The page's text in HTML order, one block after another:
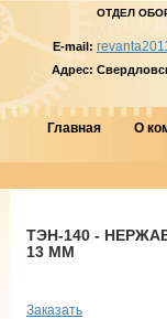
ОТДЕЛ
E-mail:
Адрес:
Главная О
ТЭН-140 -
13 ММ
Заказать